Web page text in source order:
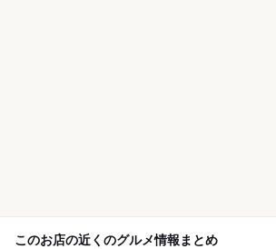
このお店の近くのグルメ情報まとめ